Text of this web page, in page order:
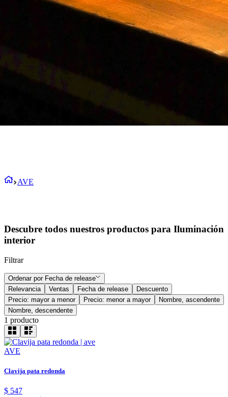
AVE
Descubre todos nuestros productos para Iluminación
interior
Filtrar
Ordenar por Fecha de release
Relevancia
Ventas Fecha de release
Descuento
Precio: mayor a menor
Precio: menor a mayor
Nombre, ascendente
Nombre, descendente
1 producto
AVE
Clavija pata redonda
$ 547